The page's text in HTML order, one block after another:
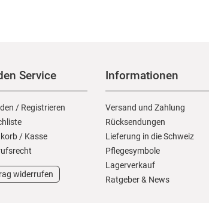
Service
/ Registrieren
/ Kasse
widerrufen
Informationen
Versand und Zahlung
Rücksendungen
Lieferung in die Schweiz
Pflegesymbole
Lagerverkauf
Ratgeber & News